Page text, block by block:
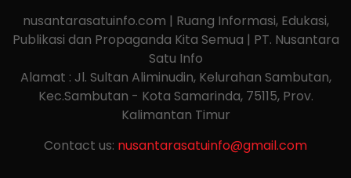
nusantarasatuinfo.com | Ruang Informasi, Edukasi,
Publikasi dan Propaganda Kita Semua | PT. Nusantara
Satu Info
Alamat : Jl. Sultan Aliminudin, Kelurahan Sambutan,
Kec.Sambutan - Kota Samarinda, 75115, Prov.
Kalimantan Timur
Contact us: nusantarasatuinfo@gmail.com